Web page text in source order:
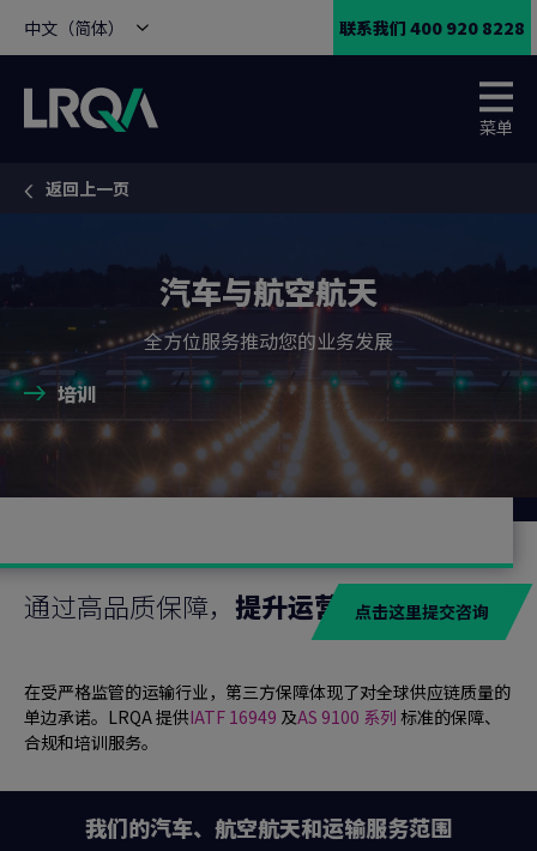
中文（简体） 联系我们 400 920 8228
菜单
You are here:
返回上一页
汽车与航空航天
全方位服务推动您的业务发展
培训
点击这里提交咨询
通过高品质保障， 提升运营
在受严格监管的运输行业，第三方保障体现了对全球供应链质量的
单边承诺。LRQA 提供IATF 16949 及AS 9100 系列 标准的保障、
合规和培训服务。
我们的汽车、航空航天和运输服务范围